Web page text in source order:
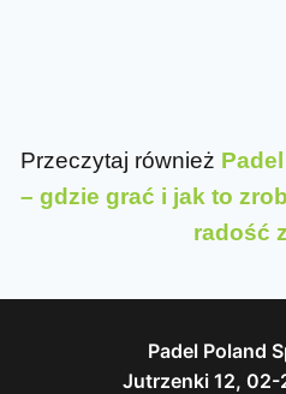
Przeczytaj również
– gdzie grać i jak to
radość
Padel Poland
Jutrzenki 12, 02-